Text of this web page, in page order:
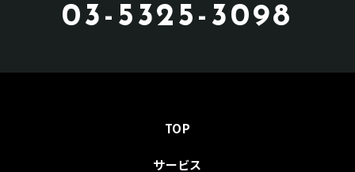
03-5325-3098
TOP
サービス